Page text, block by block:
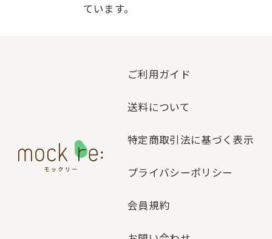
ています。
ご利用ガイド
送料について
特定商取引法に基づく表示
プライバシーポリシー
会員規約